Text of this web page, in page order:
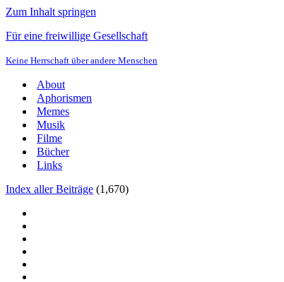
Zum Inhalt springen
Für eine freiwillige Gesellschaft
Keine Herrschaft über andere Menschen
About
Aphorismen
Memes
Musik
Filme
Bücher
Links
Index aller Beiträge (1,670)